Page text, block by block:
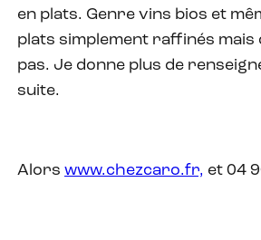
en plats. Genre vins bios et
plats simplement raffinés mais
pas. Je donne plus de
suite.
Alors www.chezcaro.fr, et 04